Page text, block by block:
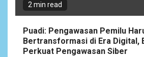
2 min read
Puadi: Pengawasan Pemilu
Bertransformasi di Era Digital,
Perkuat Pengawasan Siber